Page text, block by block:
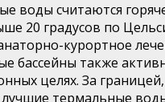
воды считаются
20 градусов по
курортное
бассейны также
целях. За
лучшие термальные